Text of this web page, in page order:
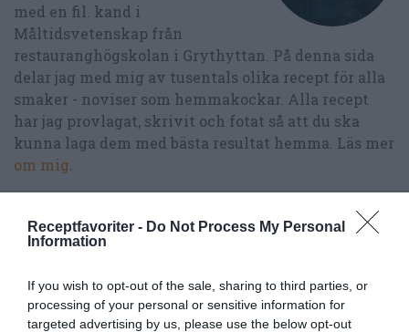
Receptfavoriter - Do Not Process My Personal
Information
If you wish to opt-out of the sale, sharing to third parties, or
processing of your personal or sensitive information for
targeted advertising by us, please use the below opt-out
med en fil. kand i
Måltidsvetenskap från
restauranghögskolan i Grythyttan. På denna sida
delar jag med mig av tusentals olika recept för alla
smaker - noviser som hemmakockar. Alla recept
har jag provlagat, skrivit och fotat så att du ska
kunna laga dem med bästa resultat hemma. Läs mer
om mig
RECEPT